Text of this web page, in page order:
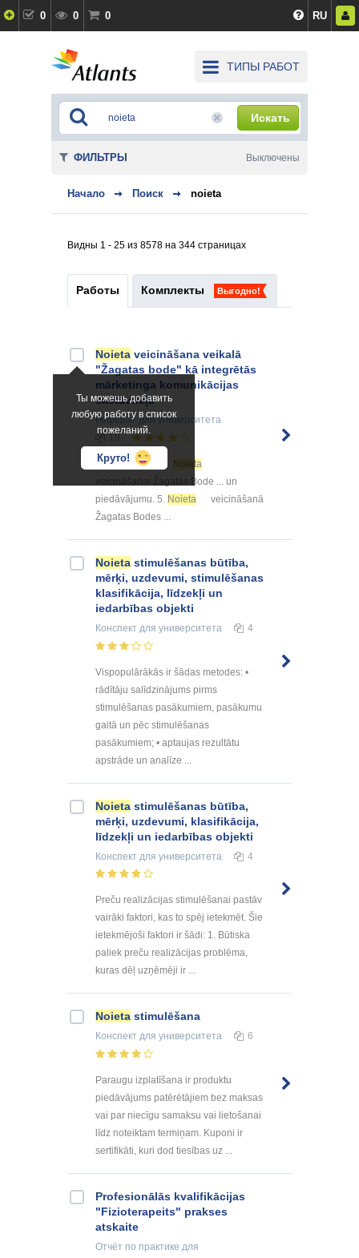
0 0 0 RU
ТИПЫ РАБОТ
Искать
Начало Поиск noieta
Видны 1 - 25 из 8578 на 344 страницах
Работы Комплекты Выгодно!
Ты можешь добавить
любую работу в список
пожеланий.
Круто!
Noieta veicināšana veikalā
"Žagatas bode" kā integrētās
mārketinga komunikācijas
sastāvdaļa
Реферат для университета
... mājas lapās. 3. Noieta
veicināšanai Žagatas Bode ... un
piedāvājumu. 5. Noieta
veicināšanā
Žagatas Bodes ...
Noieta stimulēšanas būtība,
mērķi, uzdevumi, stimulēšanas
klasifikācija, līdzekļi un
iedarbības objekti
Конспект для университета 4
Vispopulārākās ir šādas metodes: •
rādītāju salīdzinājums pirms
stimulēšanas pasākumiem, pasākumu
gaitā un pēc stimulēšanas
pasākumiem; • aptaujas rezultātu
apstrāde un analīze ...
Noieta stimulēšanas būtība,
mērķi, uzdevumi, klasifikācija,
līdzekļi un iedarbības objekti
Конспект для университета 4
Preču realizācijas stimulēšanai pastāv
vairāki faktori, kas to spēj ietekmēt. Šie
ietekmējoši faktori ir šādi: 1. Būtiska
paliek preču realizācijas problēma,
kuras dēļ uzņēmēji ir ...
Noieta stimulēšana
Конспект для университета 6
Paraugu izplatīšana ir produktu
piedāvājums patērētājiem bez maksas
vai par niecīgu samaksu vai lietošanai
līdz noteiktam termiņam. Kuponi ir
sertifikāti, kuri dod tiesības uz ...
Profesionālās kvalifikācijas
"Fizioterapeits" prakses
atskaite
Отчёт по практике для
ФИЛЬТРЫ Выключены